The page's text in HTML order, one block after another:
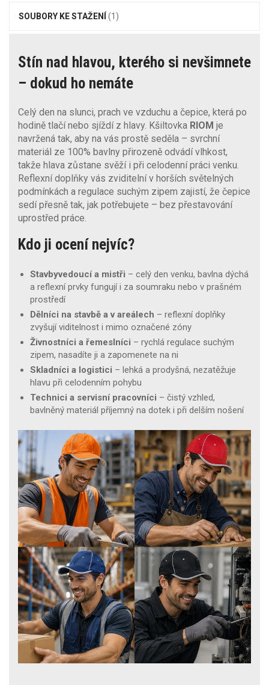
SOUBORY KE STAŽENÍ (1)
Stín nad hlavou, kterého si nevšimnete
– dokud ho nemáte
Celý den na slunci, prach ve vzduchu a čepice, která po
hodině tlačí nebo sjíždí z hlavy. Kšiltovka RIOM je
navržená tak, aby na vás prostě seděla – svrchní
materiál ze 100% bavlny přirozeně odvádí vlhkost,
takže hlava zůstane svěží i při celodenní práci venku.
Reflexní doplňky vás zviditelní v horších světelných
podmínkách a regulace suchým zipem zajistí, že čepice
sedí přesně tak, jak potřebujete – bez přestavování
uprostřed práce.
Kdo ji ocení nejvíc?
Stavbyvedoucí a mistři – celý den venku, bavlna dýchá
a reflexní prvky fungují i za soumraku nebo v prašném
prostředí
Dělníci na stavbě a v areálech – reflexní doplňky
zvyšují viditelnost i mimo označené zóny
Živnostníci a řemeslníci – rychlá regulace suchým
zipem, nasadíte ji a zapomenete na ni
Skladníci a logistici – lehká a prodyšná, nezatěžuje
hlavu při celodenním pohybu
Technici a servisní pracovníci – čistý vzhled,
bavlněný materiál příjemný na dotek i při delším nošení